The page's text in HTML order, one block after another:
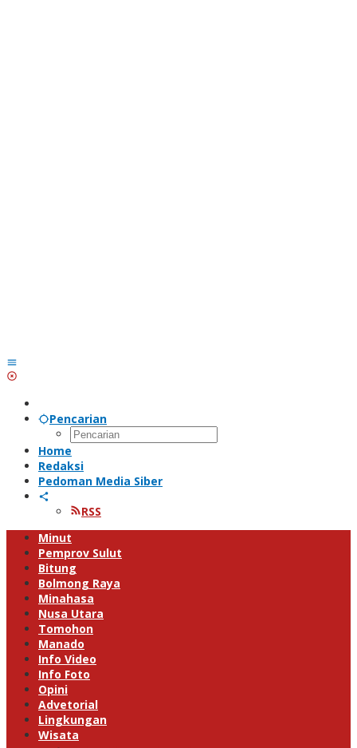
Pencarian
Home
Redaksi
Pedoman Media Siber
RSS
Minut
Pemprov Sulut
Bitung
Bolmong Raya
Minahasa
Nusa Utara
Tomohon
Manado
Info Video
Info Foto
Opini
Advetorial
Lingkungan
Wisata